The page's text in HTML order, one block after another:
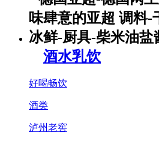
酒水乳饮
好喝畅饮
酒类
泸州老窖